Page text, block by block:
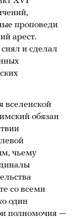
проповеди
арест.
и сделал
вселенской
обязан
чьему
со всеми
один
полномочия —